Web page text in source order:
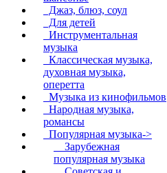
Джаз, блюз, соул
Для детей
Инструментальная
музыка
Классическая музыка,
духовная музыка,
оперетта
Музыка из кинофильмов
Народная музыка,
романсы
Популярная музыка->
Зарубежная
популярная музыка